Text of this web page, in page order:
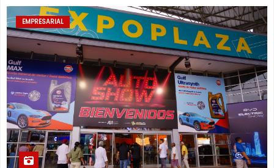
EMPRESARIAL